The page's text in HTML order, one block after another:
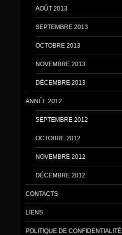
AOÛT 2013
SEPTEMBRE 2013
OCTOBRE 2013
NOVEMBRE 2013
DÉCEMBRE 2013
ANNÉE 2012
SEPTEMBRE 2012
OCTOBRE 2012
NOVEMBRE 2012
DÉCEMBRE 2012
CONTACTS
LIENS
POLITIQUE DE CONFIDENTIALITÉ